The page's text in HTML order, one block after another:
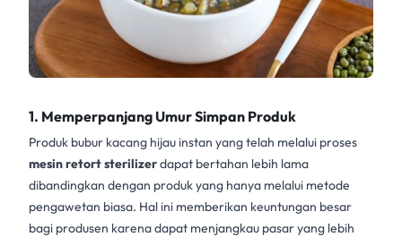
1. Memperpanjang Umur Simpan Produk
Produk bubur kacang hijau instan yang telah melalui proses
mesin retort sterilizerdapat bertahan lebih lama
dibandingkan dengan produk yang hanya melalui metode
pengawetan biasa. Hal ini memberikan keuntungan besar
bagi produsen karena dapat menjangkau pasar yang lebih